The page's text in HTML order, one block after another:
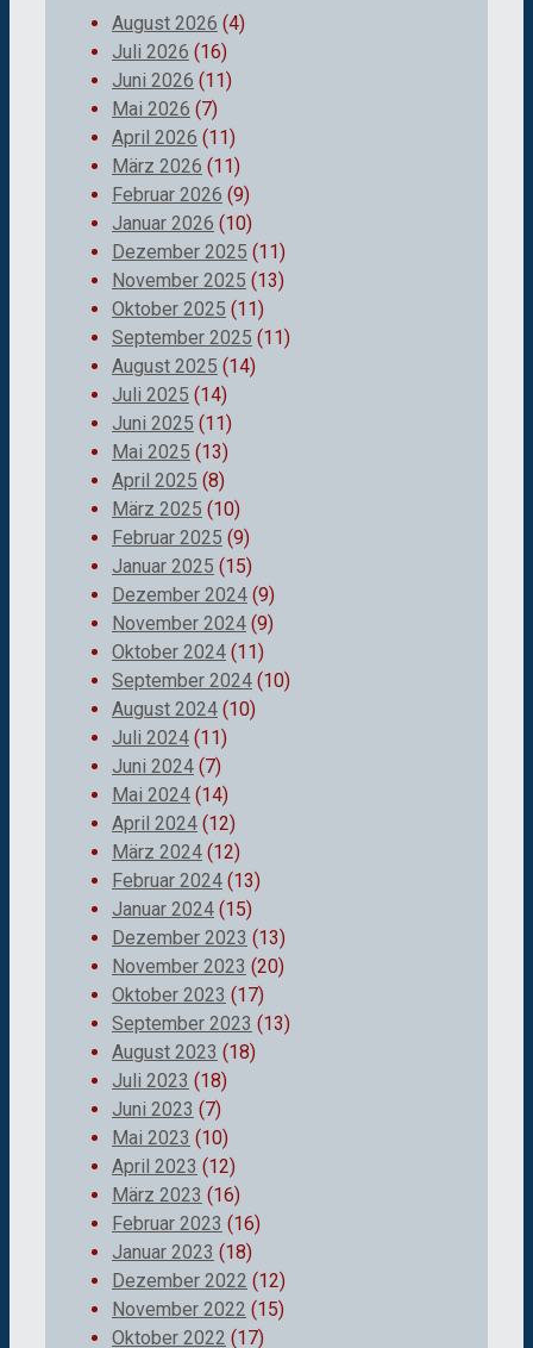
August 2026 (4)
Juli 2026 (16)
Juni 2026 (11)
Mai 2026 (7)
April 2026 (11)
März 2026 (11)
Februar 2026 (9)
Januar 2026 (10)
Dezember 2025 (11)
November 2025 (13)
Oktober 2025 (11)
September 2025 (11)
August 2025 (14)
Juli 2025 (14)
Juni 2025 (11)
Mai 2025 (13)
April 2025 (8)
März 2025 (10)
Februar 2025 (9)
Januar 2025 (15)
Dezember 2024 (9)
November 2024 (9)
Oktober 2024 (11)
September 2024 (10)
August 2024 (10)
Juli 2024 (11)
Juni 2024 (7)
Mai 2024 (14)
April 2024 (12)
März 2024 (12)
Februar 2024 (13)
Januar 2024 (15)
Dezember 2023 (13)
November 2023 (20)
Oktober 2023 (17)
September 2023 (13)
August 2023 (18)
Juli 2023 (18)
Juni 2023 (7)
Mai 2023 (10)
April 2023 (12)
März 2023 (16)
Februar 2023 (16)
Januar 2023 (18)
Dezember 2022 (12)
November 2022 (15)
Oktober 2022 (17)